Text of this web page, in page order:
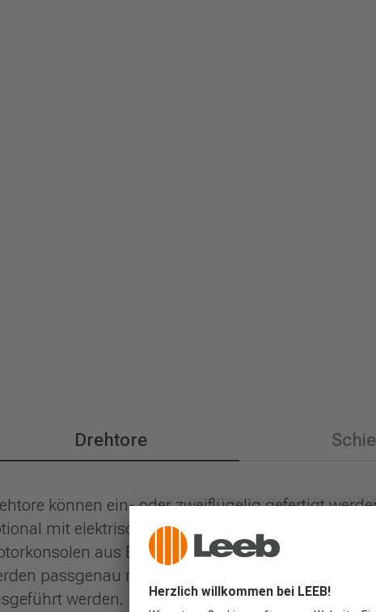
Drehtore
können ein- oder zweiflügelig gefertigt
mit elektrischem Antrieb erhältlich, inklusive
aus Edelstahl, was den Komfort beim
passgenau montiert und können in allen
werden.